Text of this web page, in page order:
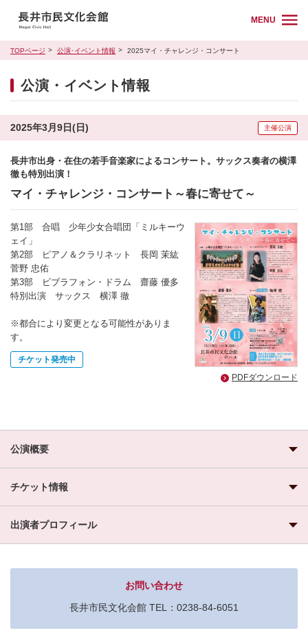
MENU
TOPページ 公演･イベント情報 2025マイ・チャレンジ・コンサート
公演・イベント情報
2025年3月9日(日) 主催公演
長井市出身・在住の若手音楽家によるコンサート。サックス奏者の横澤
徹も特別出演！
マイ・チャレンジ・コンサート～春に寄せて～
第1部 合唱 少年少女合唱団「ミルキーウ
ェイ」
第2部 ピアノ＆クラリネット 長岡 茉紘
菅野 忠佑
第3部 ビブラフォン・ドラム 齋藤 優多
特別出演 サックス 横澤 徹
※都合により変更となる可能性がありま
す。
チケット発売中
PDFダウンロード
公演概要
チケット情報
出演者プロフィール
お問い合わせ
長井市民文化会館 TEL：0238-84-6051